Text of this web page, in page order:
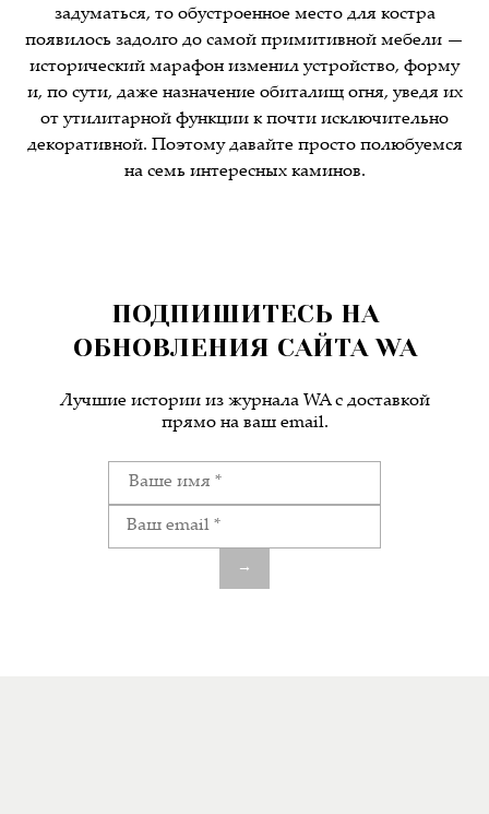
задуматься, то обустроенное место для костра
появилось задолго до самой примитивной мебели —
исторический марафон изменил устройство, форму
и, по сути, даже назначение обиталищ огня, уведя их
от утилитарной функции к почти исключительно
декоративной. Поэтому давайте просто полюбуемся
на семь интересных каминов.
ПОДПИШИТЕСЬ НА
ОБНОВЛЕНИЯ САЙТА WA
Лучшие истории из журнала WA c доставкой
прямо на ваш email.
→